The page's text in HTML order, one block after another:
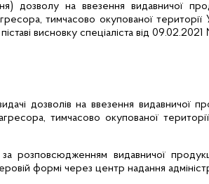
дозволу на ввезення видавничої
тимчасово окупованої території
висновку спеціаліста від
дозволів на ввезення видавничої
тимчасово окупованої
розповсюдженням видавничої
формі через центр надання